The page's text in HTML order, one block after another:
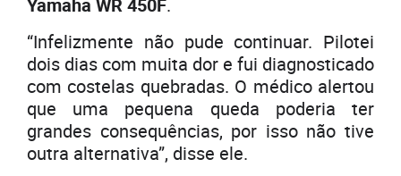
“Infelizmente não pude continuar. Pilotei
dois dias com muita dor e fui diagnosticado
com costelas quebradas. O médico alertou
que uma pequena queda poderia ter
grandes consequências, por isso não tive
outra alternativa”, disse ele.